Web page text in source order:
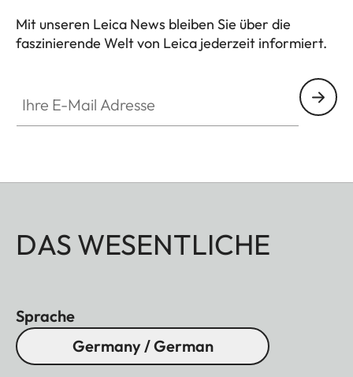
Mit unseren Leica News bleiben Sie über die
faszinierende Welt von Leica jederzeit informiert.
DAS WESENTLICHE
Sprache
Germany / German